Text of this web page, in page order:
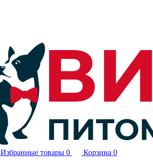
Избранные товары 0 Корзина 0